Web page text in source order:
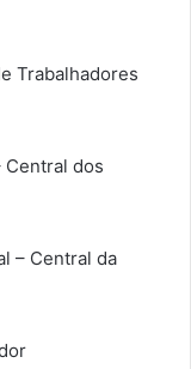
Trabalhadores
Central dos
– Central da